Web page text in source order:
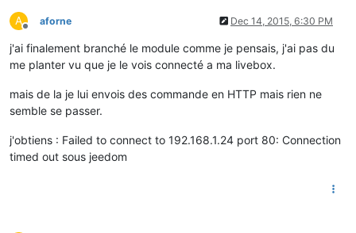
A
Offline
aforne Dec 14, 2015, 6:30 PM
j'ai finalement branché le module comme je pensais, j'ai pas du
me planter vu que je le vois connecté a ma livebox.
mais de la je lui envois des commande en HTTP mais rien ne
semble se passer.
j'obtiens : Failed to connect to 192.168.1.24 port 80: Connection
timed out sous jeedom